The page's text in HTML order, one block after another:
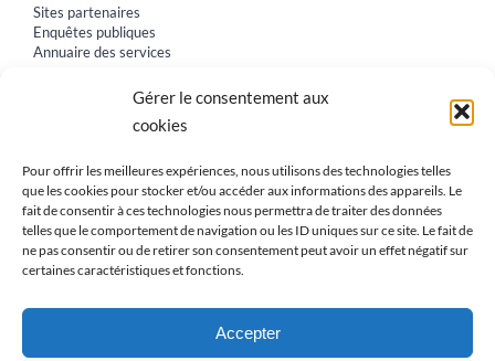
Gérer le consentement aux
cookies
Pour offrir les meilleures expériences, nous utilisons des technologies telles
que les cookies pour stocker et/ou accéder aux informations des appareils. Le
fait de consentir à ces technologies nous permettra de traiter des données
telles que le comportement de navigation ou les ID uniques sur ce site. Le fait de
ne pas consentir ou de retirer son consentement peut avoir un effet négatif sur
certaines caractéristiques et fonctions.
Accepter
Sites partenaires
Enquêtes publiques
Annuaire des services